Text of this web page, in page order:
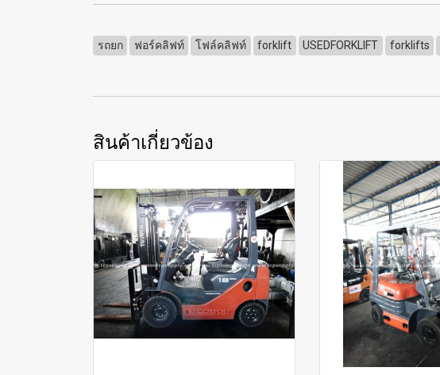
รถยก ฟอร์คลิฟท์ โฟล์คลิฟท์ forklift USEDFORKLIFT forklifts
สินค้าเกี่ยวข้อง